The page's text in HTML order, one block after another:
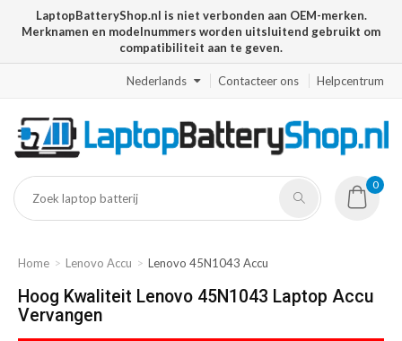
LaptopBatteryShop.nl is niet verbonden aan OEM-merken.
Merknamen en modelnummers worden uitsluitend gebruikt om
compatibiliteit aan te geven.
Nederlands Contacteer ons Helpcentrum
0
Home Lenovo Accu Lenovo 45N1043 Accu
Hoog Kwaliteit Lenovo 45N1043 Laptop Accu
Vervangen